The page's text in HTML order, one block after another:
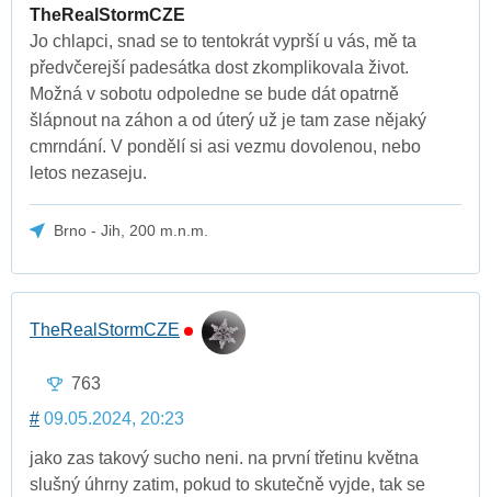
TheRealStormCZE
Jo chlapci, snad se to tentokrát vyprší u vás, mě ta
předvčerejší padesátka dost zkomplikovala život.
Možná v sobotu odpoledne se bude dát opatrně
šlápnout na záhon a od úterý už je tam zase nějaký
cmrndání. V pondělí si asi vezmu dovolenou, nebo
letos nezaseju.
Brno - Jih, 200 m.n.m.
TheRealStormCZE
763
# 09.05.2024, 20:23
jako zas takový sucho neni. na první třetinu května
slušný úhrny zatim, pokud to skutečně vyjde, tak se